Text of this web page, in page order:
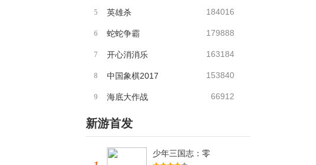
5 英雄杀 184016
6 蛇蛇争霸 179888
7 开心消消乐 163184
8 中国象棋2017 153840
9 海底大作战 66912
新游首发
少年三国志：零